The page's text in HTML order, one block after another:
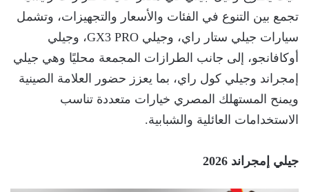
تجمع بين التنوع في الفئات والأسعار والتجهيزات، وتشمل
سيارات جيلي ستار راي، وجيلي GX3 PRO، وجيلي
أوكافانجو، إلى جانب الطرازات المجمعة محليًا وهي جيلي
إمجراند وجيلي كول راي، بما يعزز حضور العلامة الصينية
ويمنح المستهلك المصري خيارات متعددة تناسب
الاستخدامات العائلية والشبابية.
جيلي إمجراند 2026